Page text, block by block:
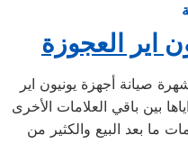
اير العجوزة
صيانة أجهزة يونيون اير
ما بعد البيع والكثير من